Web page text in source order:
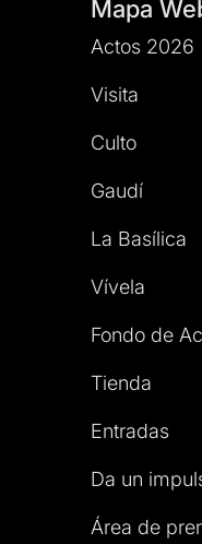
Mapa
Actos 2026
Visita
Culto
Gaudí
La Basílica
Vívela
Fondo de
Tienda
Entradas
Da un
Área de